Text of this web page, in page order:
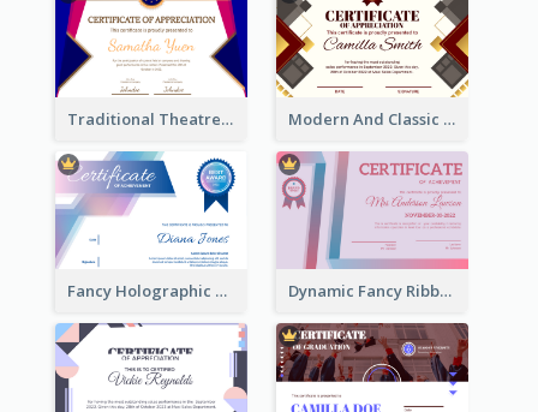
Traditional Theatre Certificate Design Template Modern And Classic Art Deco Certificate Design Ideas
Fancy Holographic Certificate Design Ideas Dynamic Fancy Ribbon Certificate Design Ideas